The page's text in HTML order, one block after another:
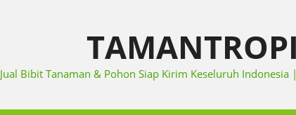
Jual Bibit Tanaman & Pohon Siap Kirim Keseluruh